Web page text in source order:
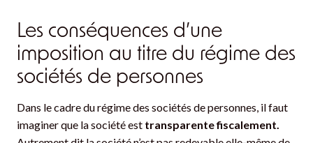
Les conséquences d’une
imposition au titre du régime des
sociétés de personnes
Dans le cadre du régime des sociétés de personnes, il faut
imaginer que la société est transparente fiscalement.